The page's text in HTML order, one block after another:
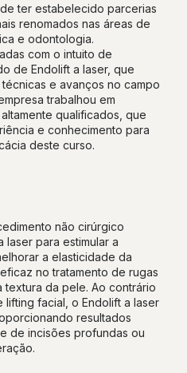
ter estabelecido parcerias
renomados nas áreas de
e odontologia.
com o intuito de
de Endolift a laser, que
e avanços no campo
trabalhou em
qualificados, que
e conhecimento para
deste curso.
não cirúrgico
para estimular a
a elasticidade da
no tratamento de rugas
da pele. Ao contrário
lifting facial, o Endolift a laser
resultados
de incisões profundas ou